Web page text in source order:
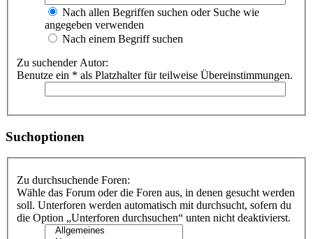
Nach allen Begriffen suchen oder Suche wie
angegeben verwenden
Nach einem Begriff suchen
Zu suchender Autor:
Benutze ein * als Platzhalter für teilweise Übereinstimmungen.
Suchoptionen
Zu durchsuchende Foren:
Wähle das Forum oder die Foren aus, in denen gesucht werden
soll. Unterforen werden automatisch mit durchsucht, sofern du
die Option „Unterforen durchsuchen“ unten nicht deaktivierst.